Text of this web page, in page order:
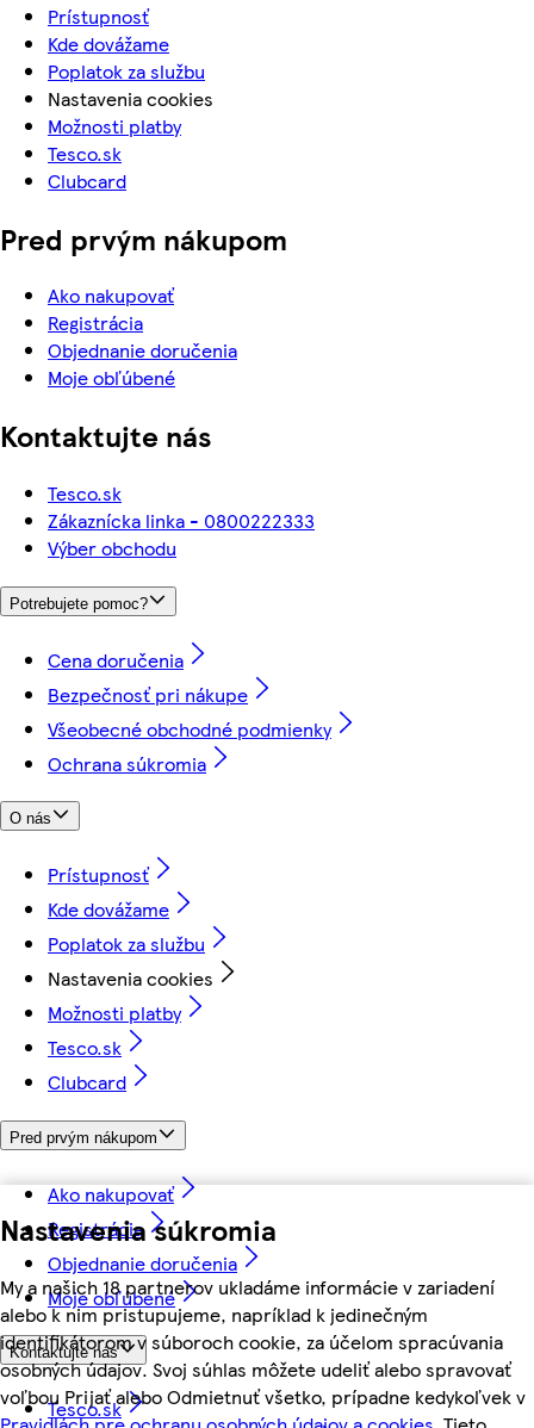
Nastavenia súkromia
My a našich 18 partnerov ukladáme informácie v zariadení
alebo k nim pristupujeme, napríklad k jedinečným
identifikátorom v súboroch cookie, za účelom spracúvania
osobných údajov. Svoj súhlas môžete udeliť alebo spravovať
voľbou Prijať alebo Odmietnuť všetko, prípadne kedykoľvek v
Prístupnosť
Kde dovážame
Poplatok za službu
Nastavenia cookies
Možnosti platby
Tesco.sk
Clubcard
Pred prvým nákupom
Ako nakupovať
Registrácia
Objednanie doručenia
Moje obľúbené
Kontaktujte nás
Tesco.sk
Zákaznícka linka - 0800222333
Výber obchodu
Potrebujete pomoc?
Cena doručenia
Bezpečnosť pri nákupe
Všeobecné obchodné podmienky
Ochrana súkromia
O nás
Prístupnosť
Kde dovážame
Poplatok za službu
Nastavenia cookies
Možnosti platby
Tesco.sk
Clubcard
Pred prvým nákupom
Ako nakupovať
Registrácia
Objednanie doručenia
Moje obľúbené
Kontaktujte nás
Tesco.sk